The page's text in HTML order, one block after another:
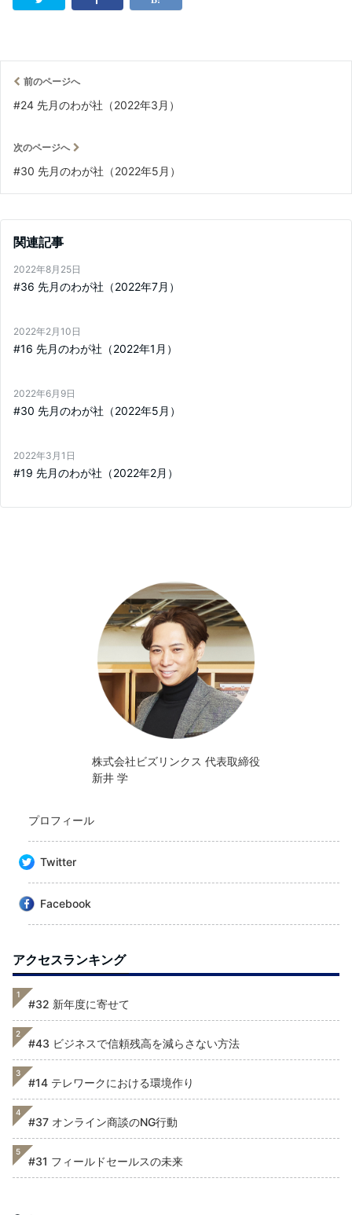
前のページへ
#24 先月のわが社（2022年3月）
次のページへ
#30 先月のわが社（2022年5月）
関連記事
2022年8月25日
#36 先月のわが社（2022年7月）
2022年2月10日
#16 先月のわが社（2022年1月）
2022年6月9日
#30 先月のわが社（2022年5月）
2022年3月1日
#19 先月のわが社（2022年2月）
株式会社ビズリンクス 代表取締役
新井 学
プロフィール
Twitter
Facebook
アクセスランキング
1
#32 新年度に寄せて
2
#43 ビジネスで信頼残高を減らさない方法
3
#14 テレワークにおける環境作り
4
#37 オンライン商談のNG行動
5
#31 フィールドセールスの未来